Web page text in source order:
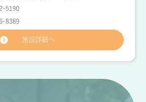
5190
8389
施設詳細へ